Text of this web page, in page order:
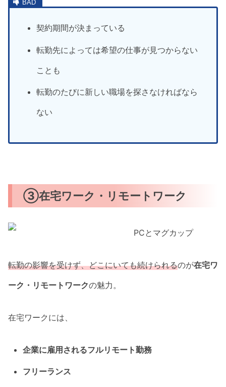
契約期間が決まっている
転勤先によっては希望の仕事が見つからない
ことも
転勤のたびに新しい職場を探さなければなら
ない
③在宅ワーク・リモートワーク
転勤の影響を受けず、どこにいても続けられるのが在宅ワ
ーク・リモートワークの魅力。
在宅ワークには、
企業に雇用されるフルリモート勤務
フリーランス